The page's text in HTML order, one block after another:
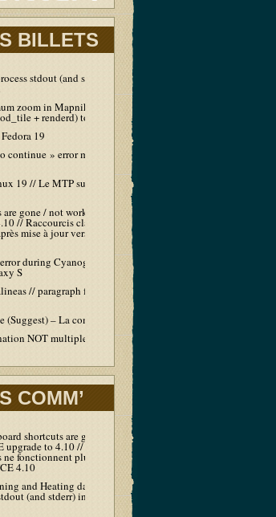
BILLETS
stdout (and stderr) in
zoom in Mapnik tiles
+ renderd) to 19
19
continue » error message at
19 // Le MTP sur Fedora
gone / not working after
// Raccourcis claviers ne
mise à jour vers XFCE
during Cyanogen
S
// paragraph first line
– La compil’
NOT multiple echo /
COMM’
shortcuts are gone / not
upgrade to 4.10 //
fonctionnent plus après
4.10
and Heating dans
(and stderr) in real-time